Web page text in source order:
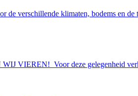
de verschillende klimaten, bodems en
VIEREN! Voor deze gelegenheid